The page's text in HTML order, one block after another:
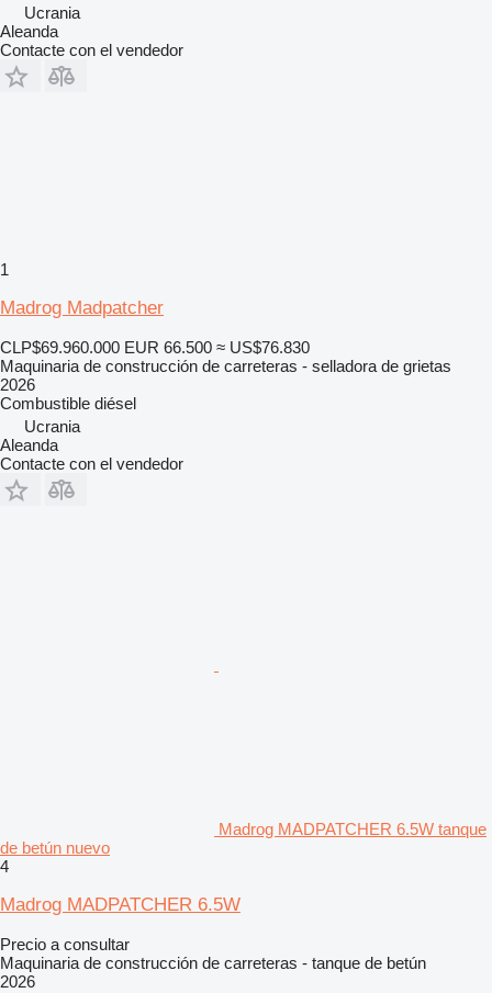
Ucrania
Aleanda
Contacte con el vendedor
1
Madrog Madpatcher
CLP$69.960.000 EUR 66.500 ≈ US$76.830
Maquinaria de construcción de carreteras - selladora de grietas
2026
Combustible diésel
Ucrania
Aleanda
Contacte con el vendedor
Madrog MADPATCHER 6.5W tanque
de betún nuevo
4
Madrog MADPATCHER 6.5W
Precio a consultar
Maquinaria de construcción de carreteras - tanque de betún
2026